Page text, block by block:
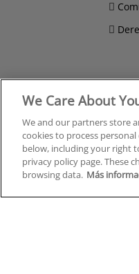
Cursos en
Cursos en
Cursos en
Cursos en
Cursos en
We Care About
We and our partners store
cookies to process
below, including your right
privacy policy page. These
browsing data. Más